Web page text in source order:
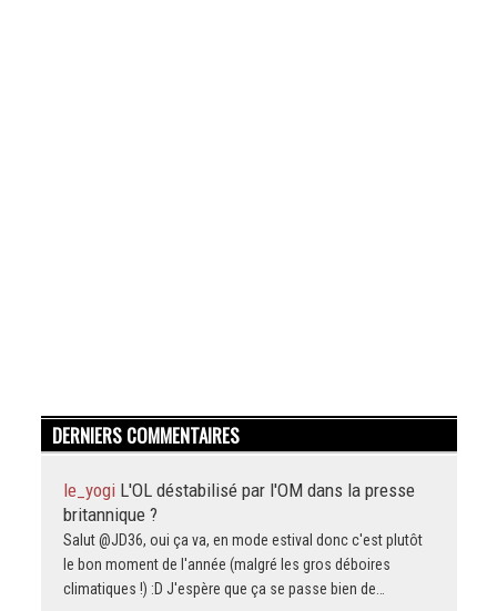
DERNIERS COMMENTAIRES
le_yogi L'OL déstabilisé par l'OM dans la presse
britannique ?
Salut @JD36, oui ça va, en mode estival donc c'est plutôt
le bon moment de l'année (malgré les gros déboires
climatiques !) :D J'espère que ça se passe bien de…